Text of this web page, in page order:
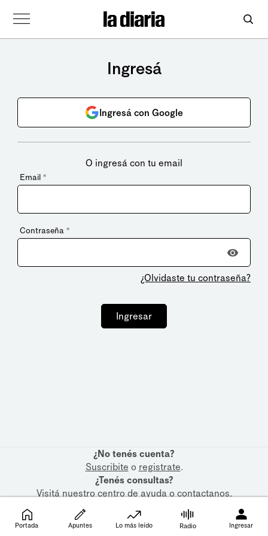
Ingresá
Ingresá con Google
O ingresá con tu email
Email *
Contraseña *
¿Olvidaste tu contraseña?
Ingresar
¿No tenés cuenta?
Suscribite o registrate.
¿Tenés consultas?
Visitá nuestrocentro de ayudaocontactanos.
Portada Apuntes Lo más leído Radio Ingresar